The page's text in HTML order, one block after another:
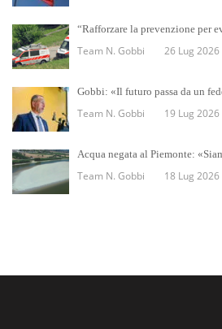
“Rafforzare la prevenzione per
Team N. Gobbi 26 Lug 2026
Gobbi: «Il futuro passa da un
Team N. Gobbi 19 Lug 2026
Acqua negata al Piemonte:
Team N. Gobbi 18 Lug 2026